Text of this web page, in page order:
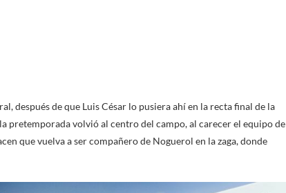
después de que Luis César lo pusiera ahí en la recta final de la
pretemporada volvió al centro del campo, al carecer el equipo de
que vuelva a ser compañero de Noguerol en la zaga, donde